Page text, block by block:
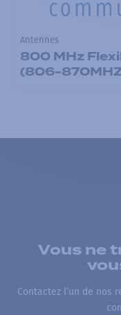
Antennes
800 MHz
(806-
Vous ne
Contactez l’un de nos